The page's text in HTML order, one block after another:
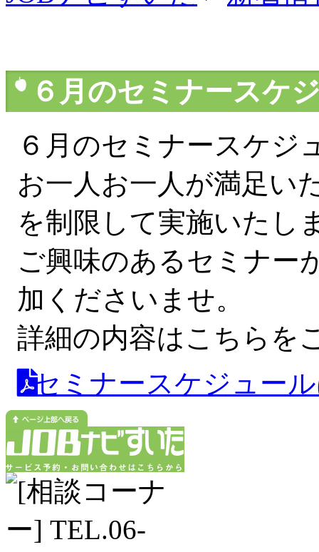
６月のセミナースケ
６月のセミナースケジ
お一人お一人が満足い
を制限して実施いたし
ご興味のあるセミナー
加くださいませ。
詳細の内容はこちらを
セミナースケジュー